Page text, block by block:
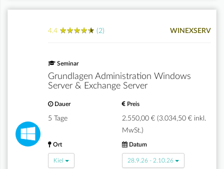
4.4 ★★★★★
★★★★★ (2) WINEXSERV
Seminar
Grundlagen Administration Windows
Server & Exchange Server
Dauer
5 Tage
Preis
2.550,00 € (3.034,50 € inkl.
MwSt.)
Ort
Kiel
Datum
28.9.26 - 2.10.26